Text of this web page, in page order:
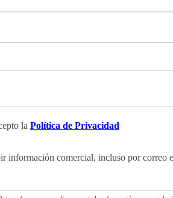
la Política de Privacidad
información comercial, incluso por correo